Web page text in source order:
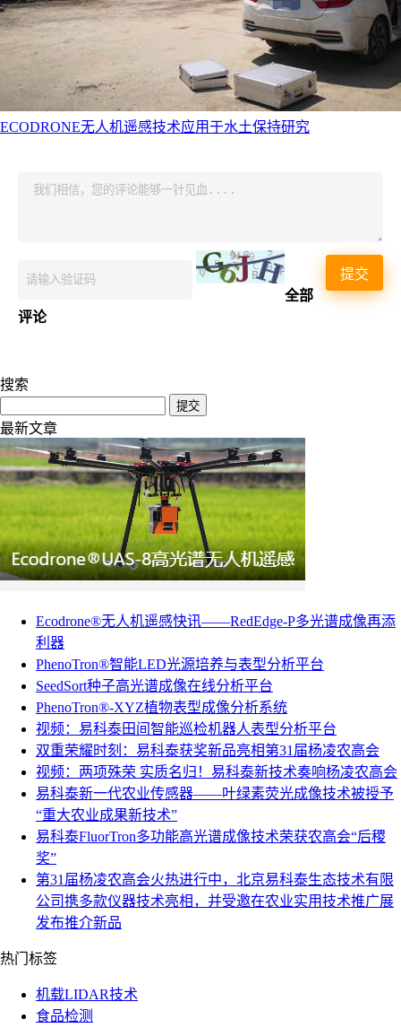
ECODRONE无人机遥感技术应用于水土保持研究
提交
全部
评论
搜索
提交
最新文章
Ecodrone®无人机遥感快讯——RedEdge-P多光谱成像再添
利器
PhenoTron®智能LED光源培养与表型分析平台
SeedSort种子高光谱成像在线分析平台
PhenoTron®-XYZ植物表型成像分析系统
视频：易科泰田间智能巡检机器人表型分析平台
双重荣耀时刻：易科泰获奖新品亮相第31届杨凌农高会
视频：两项殊荣 实质名归！易科泰新技术奏响杨凌农高会
易科泰新一代农业传感器——叶绿素荧光成像技术被授予
“重大农业成果新技术”
易科泰FluorTron多功能高光谱成像技术荣获农高会“后稷
奖”
第31届杨凌农高会火热进行中，北京易科泰生态技术有限
公司携多款仪器技术亮相，并受邀在农业实用技术推广展
发布推介新品
热门标签
机载LIDAR技术
食品检测